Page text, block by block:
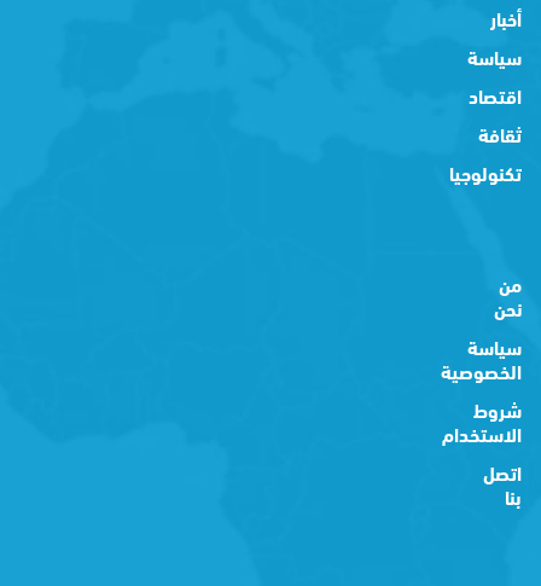
أخبار
سياسة
اقتصاد
ثقافة
تكنولوجيا
من
نحن
سياسة
الخصوصية
شروط
الاستخدام
اتصل
بنا